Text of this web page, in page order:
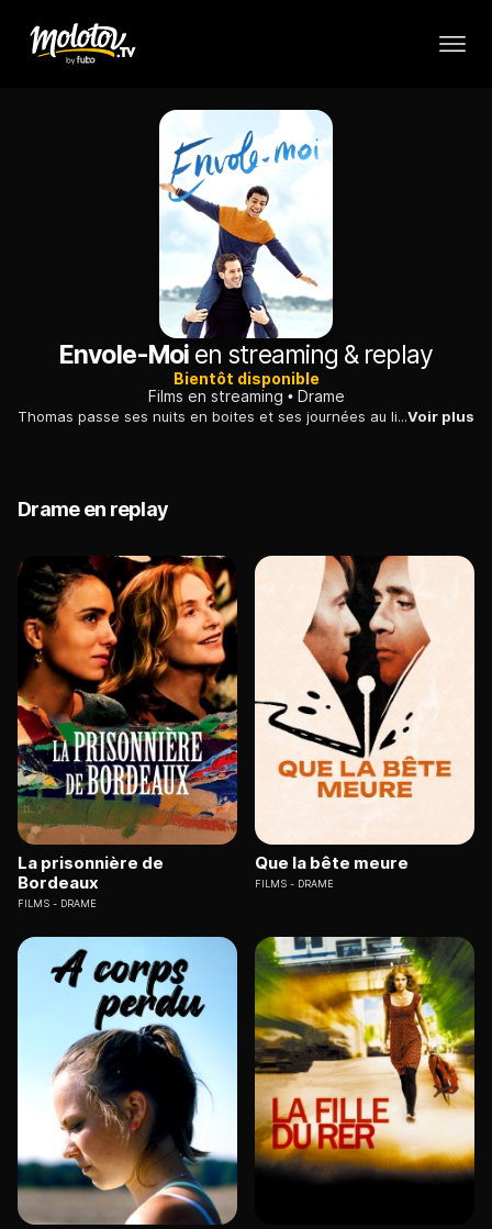
Envole-Moi en streaming & replay
Bientôt disponible
Films en streaming
Drame
Thomas passe ses nuits en boites et ses journées au lit, jusqu'au jour où son père, le docteur Reinhard, lassé de ses frasques, décide de lui couper les vivres et lui impose de s'occuper d'un de ses jeunes patients.Voir plus
Drame en replay
La prisonnière de
Bordeaux
FILMS DRAME
Que la bête meure
FILMS DRAME